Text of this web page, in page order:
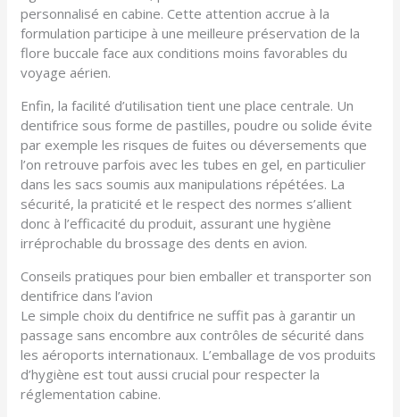
personnalisé en cabine. Cette attention accrue à la
formulation participe à une meilleure préservation de la
flore buccale face aux conditions moins favorables du
voyage aérien.
Enfin, la facilité d’utilisation tient une place centrale. Un
dentifrice sous forme de pastilles, poudre ou solide évite
par exemple les risques de fuites ou déversements que
l’on retrouve parfois avec les tubes en gel, en particulier
dans les sacs soumis aux manipulations répétées. La
sécurité, la praticité et le respect des normes s’allient
donc à l’efficacité du produit, assurant une hygiène
irréprochable du brossage des dents en avion.
Conseils pratiques pour bien emballer et transporter son
dentifrice dans l’avion
Le simple choix du dentifrice ne suffit pas à garantir un
passage sans encombre aux contrôles de sécurité dans
les aéroports internationaux. L’emballage de vos produits
d’hygiène est tout aussi crucial pour respecter la
réglementation cabine.